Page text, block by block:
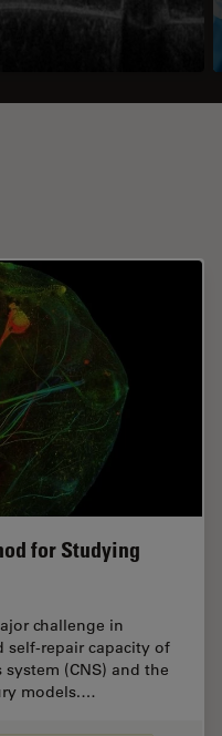
for Studying
challenge in
repair capacity of
(CNS) and the
models.…